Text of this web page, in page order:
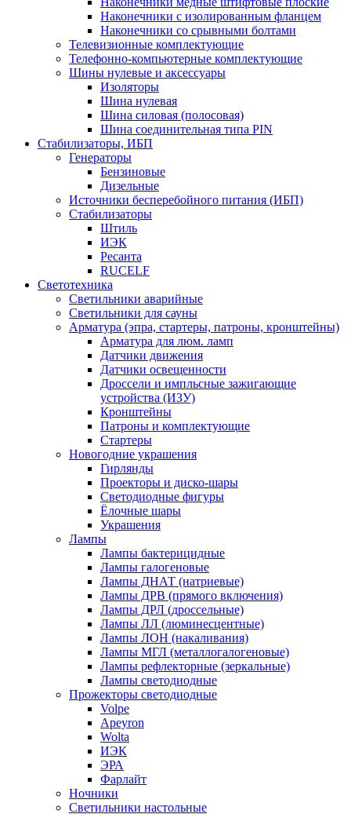
Наконечники с изолированным фланцем
Наконечники со срывными болтами
Телевизионные комплектующие
Телефонно-компьютерные комплектующие
Шины нулевые и аксессуары
Изоляторы
Шина нулевая
Шина силовая (полосовая)
Шина соединительная типа PIN
Стабилизаторы, ИБП
Генераторы
Бензиновые
Дизельные
Источники бесперебойного питания (ИБП)
Стабилизаторы
Штиль
ИЭК
Ресанта
RUCELF
Светотехника
Светильники аварийные
Светильники для сауны
Арматура (эпра, стартеры, патроны, кронштейны)
Арматура для люм. ламп
Датчики движения
Датчики освещенности
Дроссели и импльсные зажигающие
устройства (ИЗУ)
Кронштейны
Патроны и комплектующие
Стартеры
Новогодние украшения
Гирлянды
Проекторы и диско-шары
Светодиодные фигуры
Ёлочные шары
Украшения
Лампы
Лампы бактерицидные
Лампы галогеновые
Лампы ДНАТ (натриевые)
Лампы ДРВ (прямого включения)
Лампы ДРЛ (дроссельные)
Лампы ЛЛ (люминесцентные)
Лампы ЛОН (накаливания)
Лампы МГЛ (металлогалогеновые)
Лампы рефлекторные (зеркальные)
Лампы светодиодные
Прожекторы светодиодные
Volpe
Apeyron
Wolta
ИЭК
ЭРА
Фарлайт
Ночники
Светильники настольные